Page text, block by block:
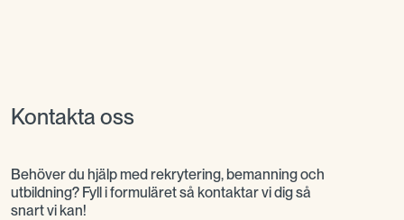
Kontakta oss
Behöver du hjälp med rekrytering, bemanning och
utbildning? Fyll i formuläret så kontaktar vi dig så
snart vi kan!